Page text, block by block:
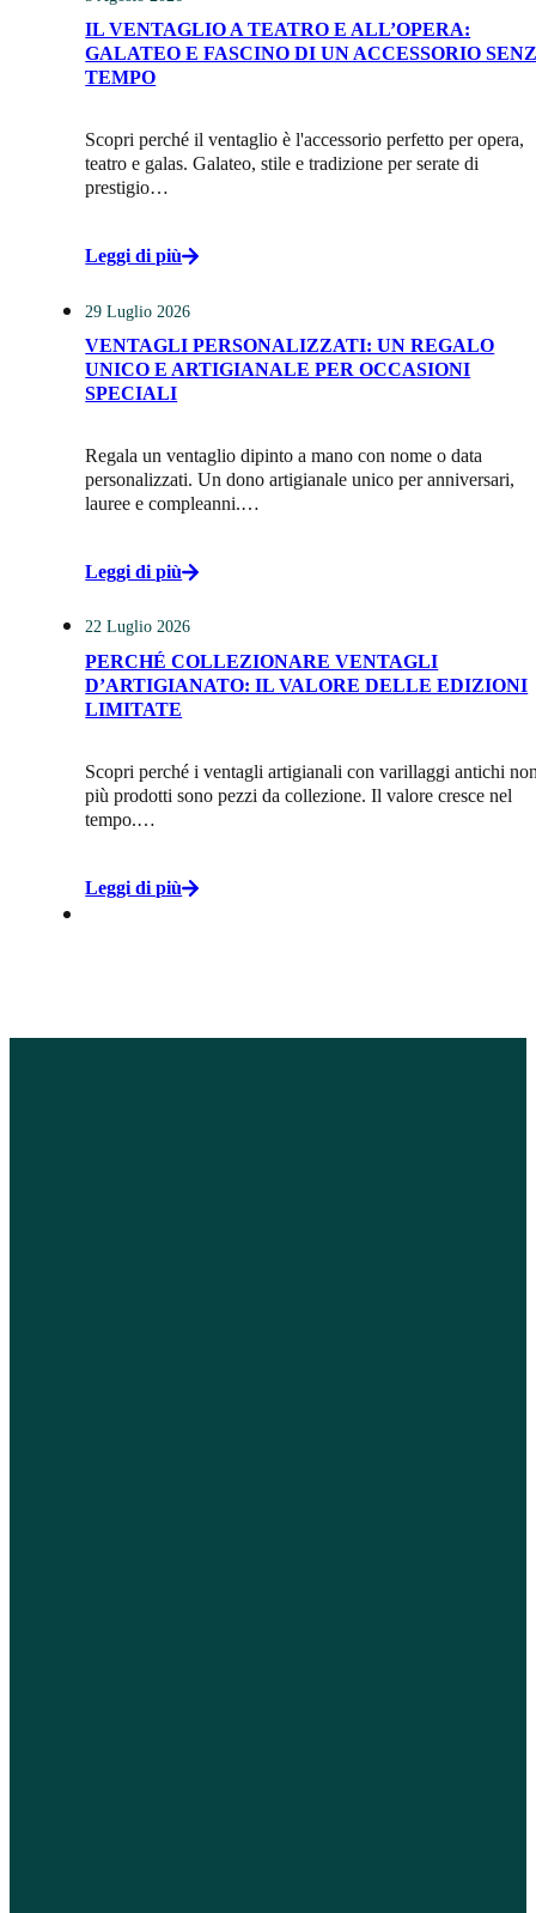
IL VENTAGLIO A TEATRO E ALL’OPERA:
GALATEO E FASCINO DI UN ACCESSORIO
TEMPO
Scopri perché il ventaglio è l'accessorio perfetto per opera,
teatro e galas. Galateo, stile e tradizione per serate di
prestigio…
Leggi di più
29 Luglio 2026
VENTAGLI PERSONALIZZATI: UN REGALO
UNICO E ARTIGIANALE PER OCCASIONI
SPECIALI
Regala un ventaglio dipinto a mano con nome o data
personalizzati. Un dono artigianale unico per anniversari,
lauree e compleanni.…
Leggi di più
22 Luglio 2026
PERCHÉ COLLEZIONARE VENTAGLI
D’ARTIGIANATO: IL VALORE DELLE EDIZIONI
LIMITATE
Scopri perché i ventagli artigianali con varillaggi antichi
più prodotti sono pezzi da collezione. Il valore cresce nel
tempo.…
Leggi di più